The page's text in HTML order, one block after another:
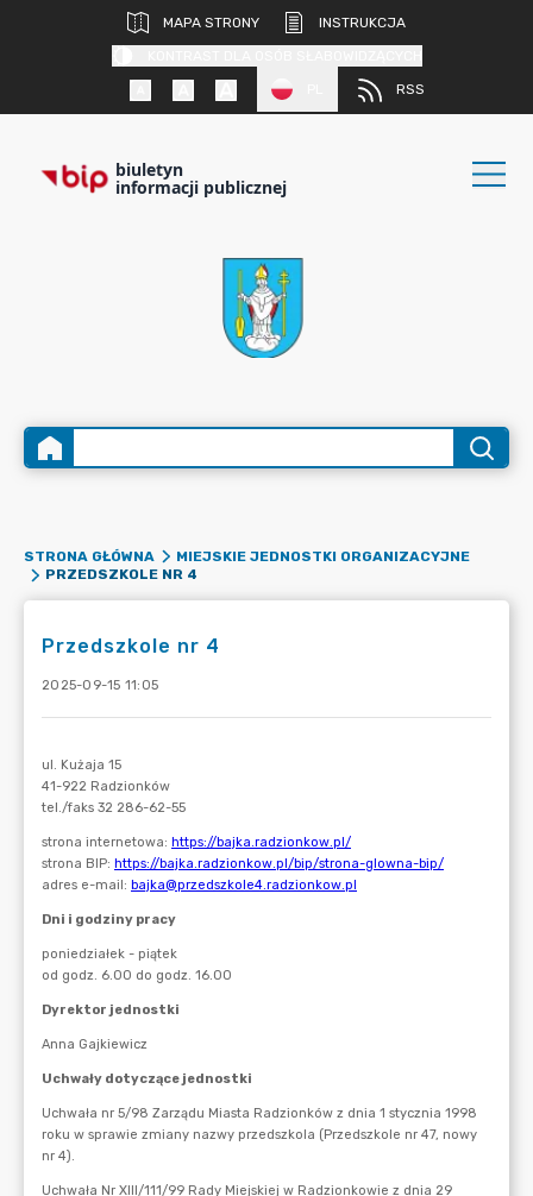
MAPA STRONY
INSTRUKCJA
RSS
biuletyn
informacji publicznej
STRONA GŁÓWNA
MIEJSKIE JEDNOSTKI ORGANIZACYJNE
PRZEDSZKOLE NR 4
Przedszkole nr 4
2025-09-15 11:05